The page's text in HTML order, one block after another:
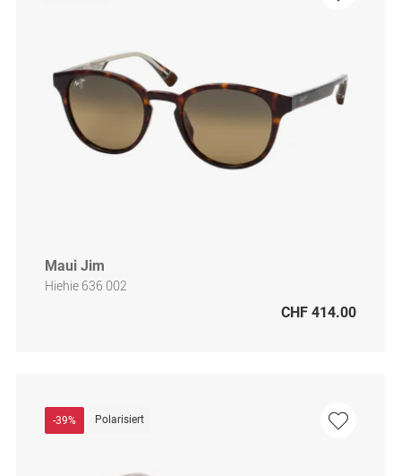
Maui Jim
Hiehie 636 002
CHF 414.00
-39% Polarisiert